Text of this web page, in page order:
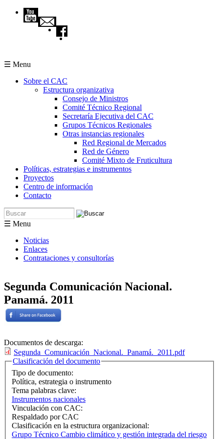
Pasar al contenido principal
☰ Menu
Sobre el CAC
Estructura organizativa
Consejo de Ministros
Comité Técnico Regional
Secretaría Ejecutiva del CAC
Grupos Técnicos Regionales
Otras instancias regionales
Red Regional de Mercados
Red de Género
Comité Mixto de Fruticultura
Políticas, estrategias e instrumentos
Proyectos
Centro de información
Contacto
Formulario de búsqueda
Buscar
☰ Menu
Noticias
Enlaces
Contrataciones y consultorías
Segunda Comunicación Nacional.
Panamá. 2011
Documentos de descarga:
Segunda_Comunicación_Nacional._Panamá._2011.pdf
Ocultar
Clasificación del documento
Tipo de documento:
Política, estrategia o instrumento
Tema palabras clave:
Instrumentos nacionales
Vinculación con CAC:
Respaldado por CAC
Clasificación en la estructura organizacional:
Grupo Técnico Cambio climático y gestión integrada del riesgo